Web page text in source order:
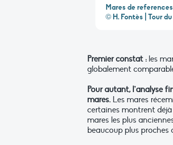
Mares de
© H. Fontès | Tour
Premier constat :les
globalement
Pour autant, l’analyse
mares. Les mares
certaines montrent déjà
mares les plus
beaucoup plus proches